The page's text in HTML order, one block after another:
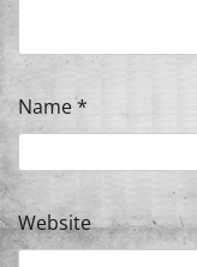
Name*
Website